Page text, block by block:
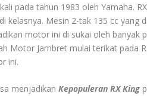
pada tahun 1983 oleh Yamaha.
kelasnya. Mesin 2-tak 135 cc yang
motor ini di sukai oleh banyak
Motor Jambret mulai terikat pada
ini.
menjadikanKepopuleran RX King